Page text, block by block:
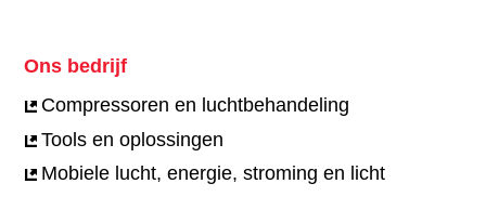
Ons bedrijf
Compressoren en luchtbehandeling
Tools en oplossingen
Mobiele lucht, energie, stroming en licht